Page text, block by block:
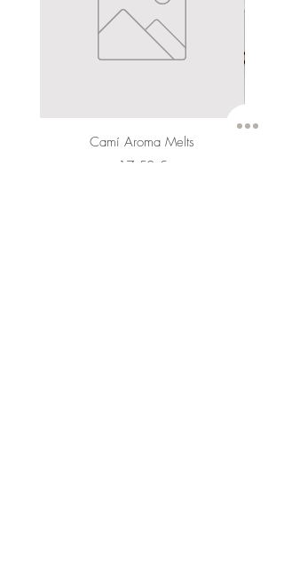
Camí Aroma Melts
Preis
17,50 €